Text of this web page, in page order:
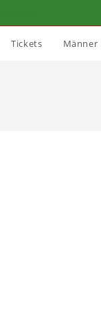
Tickets Männer